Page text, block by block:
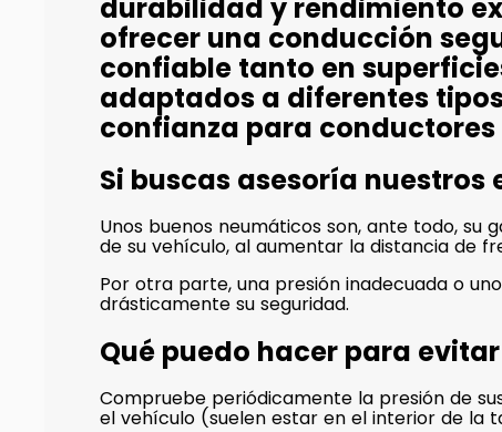
durabilidad y rendimiento
ofrecer una conducción
confiable tanto en
adaptados a diferentes
confianza para
Si buscas asesoría
Unos buenos neumáticos son, ante todo,
de su vehículo, al aumentar la distancia de
Por otra parte, una presión inadecuada o
drásticamente su seguridad.
Qué puedo hacer para
Compruebe periódicamente la presión de
el vehículo (suelen estar en el interior de la